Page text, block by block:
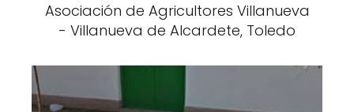
Asociación de Agricultores Villanueva
- Villanueva de Alcardete, Toledo